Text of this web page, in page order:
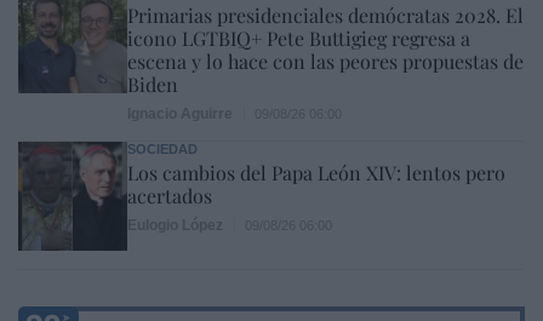
Primarias presidenciales demócratas 2028. El
icono LGTBIQ+ Pete Buttigieg regresa a
escena y lo hace con las peores propuestas de
Biden
SOCIEDAD
Los cambios del Papa León XIV: lentos pero
acertados